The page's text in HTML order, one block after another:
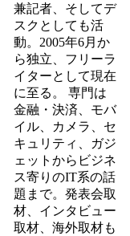
兼記者、そしてデ
スクとしても活
動。2005年6月か
ら独立、フリーラ
イターとして現在
に至る。 専門は
金融・決済、モバ
イル、カメラ、セ
キュリティ、ガジ
ェットからビジネ
ス寄りのIT系の話
題まで。発表会取
材、インタビュー
取材、海外取材も